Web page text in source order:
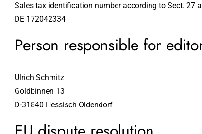
Sales tax identification number according to Sect. 27
DE 172042334
Person responsible for
Ulrich Schmitz
Goldbinnen 13
D-31840 Hessisch Oldendorf